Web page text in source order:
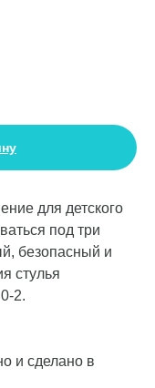
для детского
под три
безопасный и
стулья
2.
и сделано в